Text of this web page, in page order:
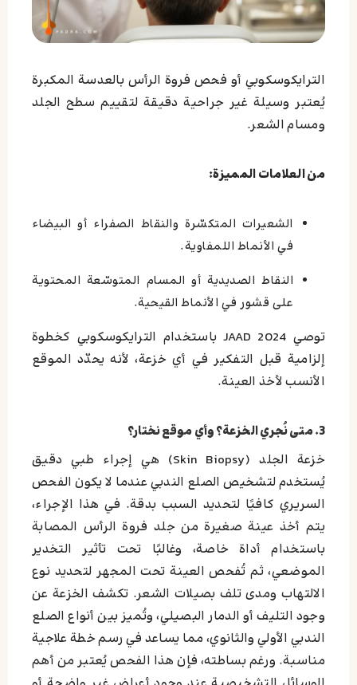
الترايكوسكوبي أو فحص فروة الرأس بالعدسة المكبرة
يُعتبر وسيلة غير جراحية دقيقة لتقييم سطح الجلد
ومسام الشعر.
من العلامات المميزة:
الشعيرات المتكسّرة والنقاط الصفراء أو البيضاء
في الأنماط اللمفاوية.
النقاط الصديدية أو المسام المتوسّعة المحتوية
على قشور في الأنماط القيحية.
توصي JAAD 2024 باستخدام الترايكوسكوبي كخطوة
إلزامية قبل التفكير في أي خزعة، لأنه يحدّد الموقع
الأنسب لأخذ العينة.
3. متى نُجري الخزعة؟ وأي موقع نختار؟
خزعة الجلد (Skin Biopsy) هي إجراء طبي دقيق
يُستخدم لتشخيص الصلع الندبي عندما لا يكون الفحص
السريري كافيًا لتحديد السبب بدقة. في هذا الإجراء،
يتم أخذ عينة صغيرة من جلد فروة الرأس المصابة
باستخدام أداة خاصة، وغالبًا تحت تأثير التخدير
الموضعي، ثم تُفحص العينة تحت المجهر لتحديد نوع
الالتهاب ومدى تلف بصيلات الشعر. تكشف الخزعة عن
وجود التليف أو الدمار البصيلي، وتُميز بين أنواع الصلع
الندبي الأولي والثانوي، مما يساعد في رسم خطة علاجية
مناسبة. ورغم بساطته، فإن هذا الفحص يُعتبر من أهم